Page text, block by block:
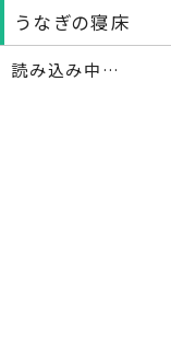
うなぎの寝床
読み込み中…